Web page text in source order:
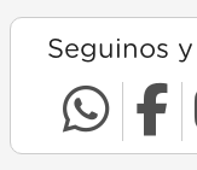
Seguinos